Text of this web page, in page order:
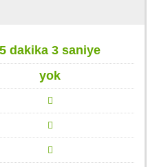
5 dakika 3 saniye
yok